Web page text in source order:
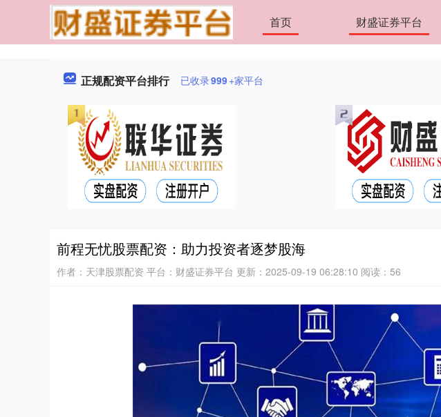
首页 财盛证券平台
正规配资平台排行 已收录999+家平台
前程无忧股票配资：助力投资者逐梦股海
作者：天津股票配资 平台：财盛证券平台 更新：2025-09-19 06:28:10 阅读：56